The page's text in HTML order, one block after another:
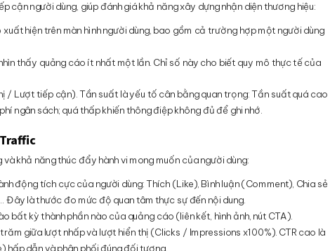
người dùng, giúp đánh giá khả năng xây dựng nhận diện thương hiệu:
hiện trên màn hình người dùng, bao gồm cả trường hợp một người dùng
thấy quảng cáo ít nhất một lần. Chỉ số này cho biết quy mô thực tế của
/ Lượt tiếp cận). Tần suất là yếu tố cân bằng quan trọng: Tần suất quá cao
ngân sách; quá thấp khiến thông điệp không đủ để ghi nhớ.
khả năng thúc đẩy hành vi mong muốn của người dùng:
động tích cực của người dùng: Thích (Like), Bình luận (Comment), Chia sẻ
Đây là thước đo mức độ quan tâm thực sự đến nội dung.
bất kỳ thành phần nào của quảng cáo (liên kết, hình ảnh, nút CTA).
giữa lượt nhấp và lượt hiển thị (Clicks / Impressions x100%). CTR cao là
dẫn và phân phối đúng đối tượng.